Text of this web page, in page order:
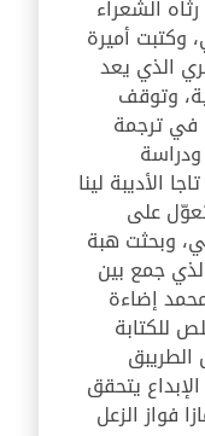
الشعراء
وكتبت أميرة
الذي يعد
وتوقف
في ترجمة
الأديبة لينا
على
وبحثت هبة
جمع بين
إضاءة
للكتابة
يتحقق
فواز الزعل